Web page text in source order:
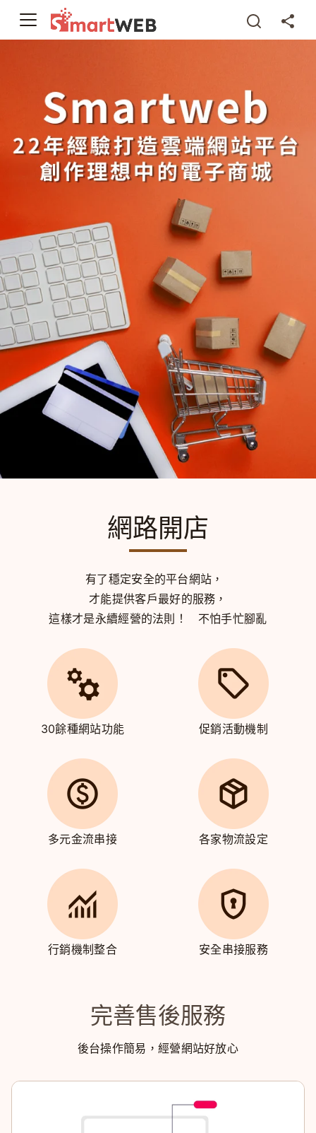
網路開店
有了穩定安全的平台網站，
才能提供客戶最好的服務，
這樣才是永續經營的法則！
不怕手忙腳亂
30餘種網站功能 促銷活動機制
多元金流串接 各家物流設定
行銷機制整合 安全串接服務
完善售後服務
後台操作簡易，經營網站好放心